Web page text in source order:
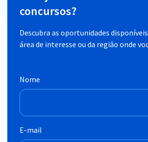
concursos?
Descubra as oportunidades
área de interesse ou da região onde
Nome
E-mail